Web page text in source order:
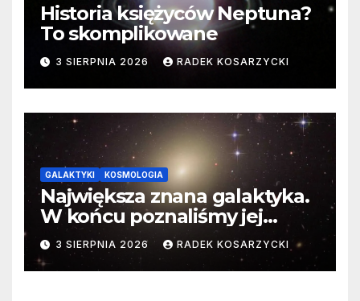
Historia księżyców Neptuna?
To skomplikowane
3 SIERPNIA 2026 RADEK KOSARZYCKI
GALAKTYKI KOSMOLOGIA
Największa znana galaktyka.
W końcu poznaliśmy jej
faktyczne wymiary
3 SIERPNIA 2026 RADEK KOSARZYCKI